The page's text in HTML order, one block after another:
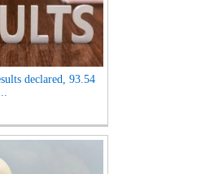
declared, 93.54